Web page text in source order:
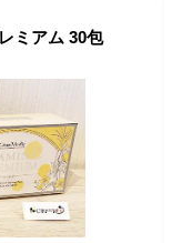
ミアム 30包